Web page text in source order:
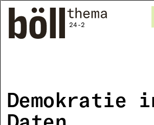
Direkt
Inhalt
24-2
Demokratie